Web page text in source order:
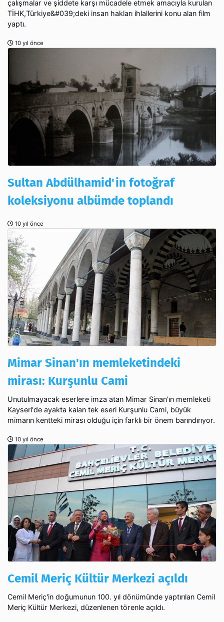
çalışmalar ve şiddete karşı mücadele etmek amacıyla kurulan
TİHK,Türkiye&#039;deki insan hakları ihlallerini konu alan film
yaptı.
10 yıl önce
Sultan Abdülhamid'in fotoğraf
koleksiyonu albümde toplandı
10 yıl önce
Mimar Sinan'ın memleketindeki
mirası: Kurşunlu Cami
Unutulmayacak eserlere imza atan Mimar Sinan'ın memleketi
Kayseri'de ayakta kalan tek eseri Kurşunlu Cami, büyük
mimarın kentteki mirası olduğu için farklı bir önem barındırıyor.
10 yıl önce
Cemil Meriç Kültür Merkezi açıldı
Cemil Meriç'in doğumunun 100. yıl dönümünde yaptırılan Cemil
Meriç Kültür Merkezi, düzenlenen törenle açıldı.